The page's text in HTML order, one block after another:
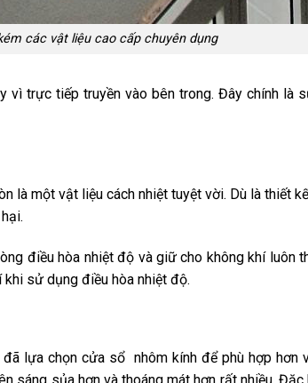
các vật liệu cao cấp chuyên dụng
trực tiếp truyền vào bên trong. Đây chính là
là một vật liệu cách nhiệt tuyệt vời. Dù là thiết
điều hòa nhiệt độ và giữ cho không khí luôn
sử dụng điều hòa nhiệt độ.
lựa chọn cửa sổ nhôm kính để phù hợp hơn
sáng sủa hơn và thoáng mát hơn rất nhiều.